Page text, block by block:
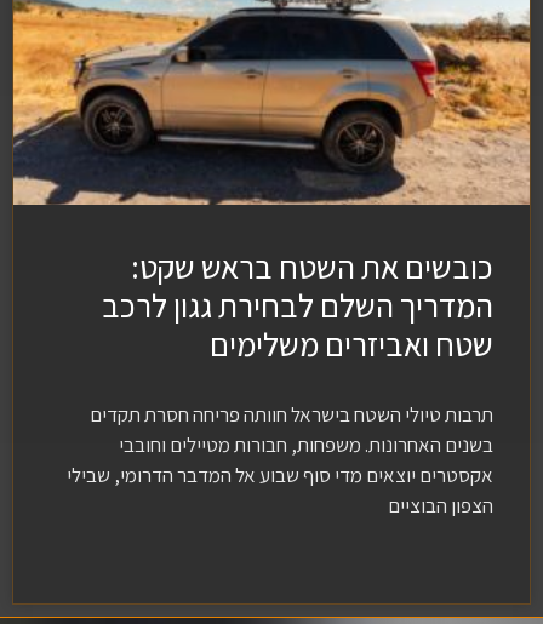
כובשים את השטח בראש שקט:
המדריך השלם לבחירת גגון לרכב
שטח ואביזרים משלימים
תרבות טיולי השטח בישראל חוותה פריחה חסרת תקדים
בשנים האחרונות. משפחות, חבורות מטיילים וחובבי
אקסטרים יוצאים מדי סוף שבוע אל המדבר הדרומי, שבילי
הצפון הבוציים